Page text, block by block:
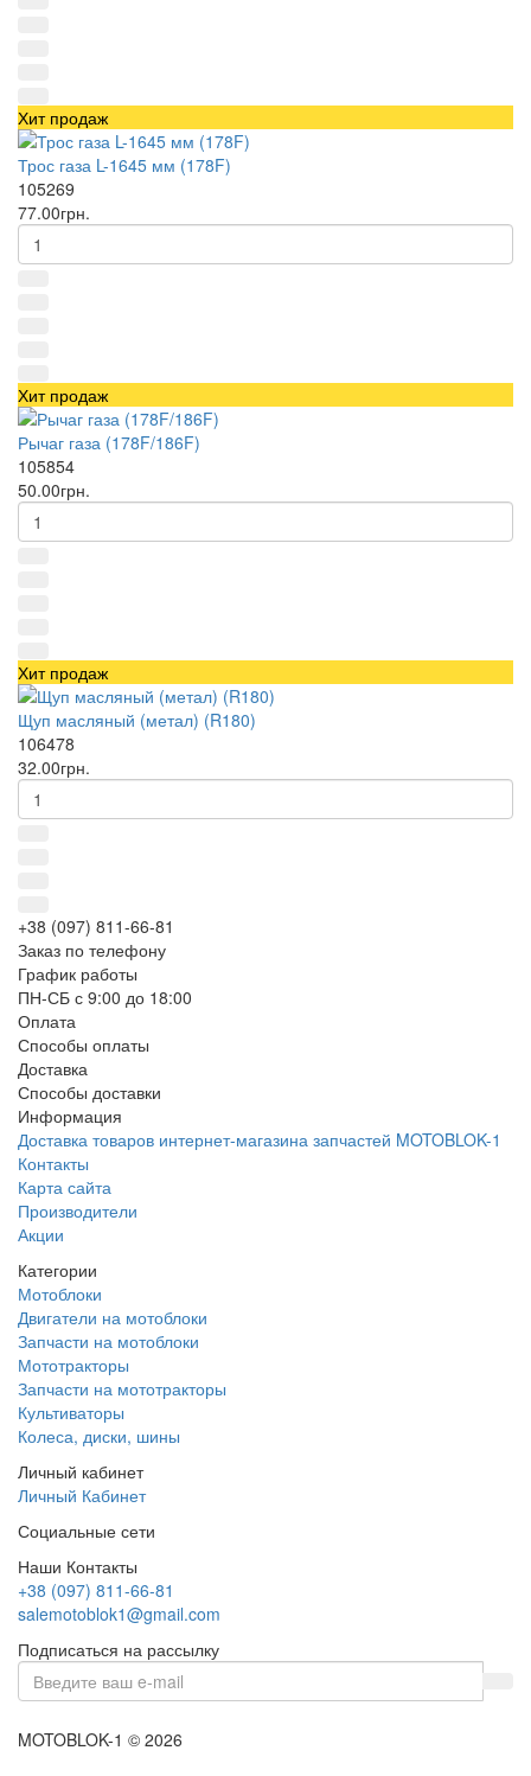
Хит продаж
Трос газа L-1645 мм (178F)
105269
77.00грн.
Хит продаж
Рычаг газа (178F/186F)
105854
50.00грн.
Хит продаж
Щуп масляный (метал) (R180)
106478
32.00грн.
+38 (097) 811-66-81
Заказ по телефону
График работы
ПН-СБ с 9:00 до 18:00
Оплата
Способы оплаты
Доставка
Способы доставки
Информация
Доставка товаров интернет-магазина запчастей MOTOBLOK-1
Контакты
Карта сайта
Производители
Акции
Категории
Мотоблоки
Двигатели на мотоблоки
Запчасти на мотоблоки
Мототракторы
Запчасти на мототракторы
Культиваторы
Колеса, диски, шины
Личный кабинет
Личный Кабинет
Социальные сети
Наши Контакты
+38 (097) 811-66-81
salemotoblok1@gmail.com
Подписаться на рассылку
MOTOBLOK-1 © 2026